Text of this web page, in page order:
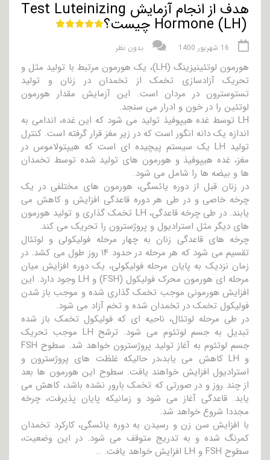
هدف از انجام آزمایش Test Luteinizing
Hormone (LH) چیست؟
16 شهریور 1400 بدون نظر
هورمون لوتئینیزینگ (LH)، یک هورمون مرتبط با تولید مثل و
تحریک آزادسازی تخمک از تخمدان در زنان و تولید
تستوسترون در مردان است. این آزمایش مقدار هورمون
لوتئین را در خون و ادرار می سنجد.
LH توسط غده هیپوفیذ تولید می شود که این غده، اندامی به
اندازه یک دانه انگور است که در زیر مغز قرار گرفته است. کنترل
تولید LH یک سیستم پیچیده ای است که هیپتولاموس در
مغز، غده هیپوفیذ و هورمون های تولید شده توسط تخمدان
ها و بیضه ها را شامل می شود.
در زنان قبل از دوره یائسگی، هورمون های مختلفی در یک
چرخه خاصی و در طی هر دوره قاعدگی افزایش و کاهش می
یابند. در طی چرخه قاعدگی، LH تخمک گذاری و تولید هورمون
های دیگر مثل استرادیول و پروژسترون را تحریک می کند.
چرخه های قاعدگی زنان به چهار مرحله فولیکولی و لوتئال
تقسیم می شود که هر مرحله در حدود ۱۴ روز طول می کشد. در
زمان نزدیک به پایان مرحله فولیکولی، یک دوره افزایش میان
مرحله ای هورمون محرک فولیکول (FSH) و LH وجود دارد. این
افزایش هورمونی موجب تخمک گذاری شده و موجب باز شدن
فولیکول تخمک در تخمدان شده و تخم آزاد می شود.
در طی مرحله لوتئال، ناحیه ای که فولیکول تخمک باز شده
تبدیل به جسم لوتئوم می شود. ترشح LH موجب تحریک
جسم لوتئوم به آغاز تولید پروژسترون خواهد شد. سطوح FSH
و LH کاهش می یابد،در حالیکه غلظت های پروژسترون و
استرادیول افزایش خواهند یافت. سطوح این هورمون ها بعد
از چند روز و در صورتی که تخمک بارور نشده باشد، کاهش می
یابد. قاعدگی آغاز می شود و زمانیکه پایان پذیرفت، چرخه
مجددا شروع خواهد شد.
با افزایش سن زن و رسیدن به دوره یائسگی، کارکرد تخمدان
کمرنگ شده و به تدریج متوقف می شود. در این وضعیت،
سطوح FSH و LH افزایش خواهد یافت. …